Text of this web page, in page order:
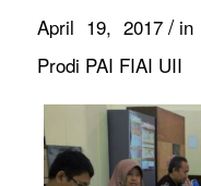
April 19, 2017 / in
Prodi PAI FIAI UII